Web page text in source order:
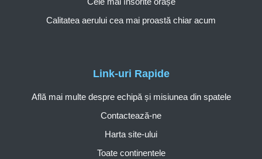
Link-uri Rapide
Află mai multe despre echipă și misiunea din spatele
Contactează-ne
Harta site-ului
Toate continentele
Calitatea aerului cea mai proastă chiar acum